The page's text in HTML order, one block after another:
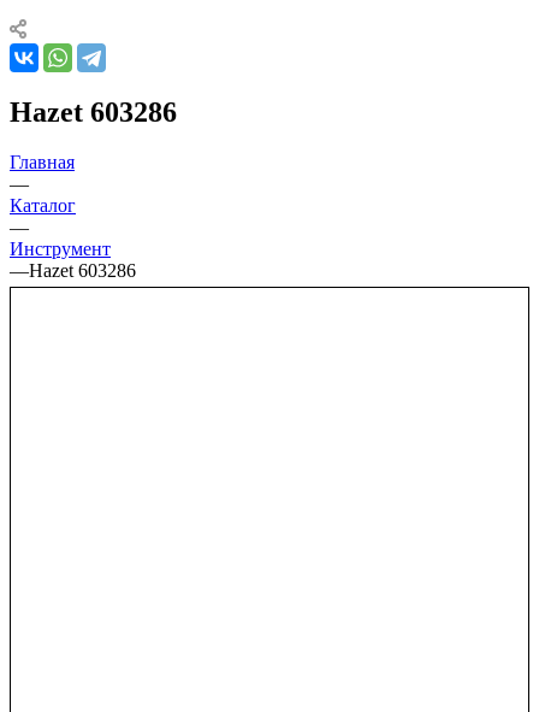
Hazet 603286
Главная
—
Каталог
—
Инструмент
—Hazet 603286